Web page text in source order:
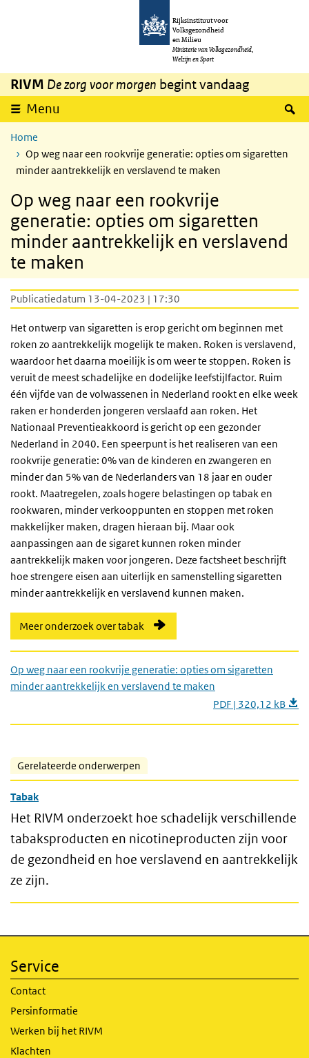
Overslaan en naar de inhoud gaan
Rijksinstituut voor
Volksgezondheid
en Milieu
Ministerie van Volksgezondheid,
Welzijn en Sport
RIVM De zorg voor morgen begint vandaag
Menu
Home
Op weg naar een rookvrije generatie: opties om sigaretten
minder aantrekkelijk en verslavend te maken
Op weg naar een rookvrije
generatie: opties om sigaretten
minder aantrekkelijk en verslavend
te maken
Publicatiedatum 13-04-2023 | 17:30
Het ontwerp van sigaretten is erop gericht om beginnen met
roken zo aantrekkelijk mogelijk te maken. Roken is verslavend,
waardoor het daarna moeilijk is om weer te stoppen. Roken is
veruit de meest schadelijke en dodelijke leefstijlfactor. Ruim
één vijfde van de volwassenen in Nederland rookt en elke week
raken er honderden jongeren verslaafd aan roken. Het
Nationaal Preventieakkoord is gericht op een gezonder
Nederland in 2040. Een speerpunt is het realiseren van een
rookvrije generatie: 0% van de kinderen en zwangeren en
minder dan 5% van de Nederlanders van 18 jaar en ouder
rookt. Maatregelen, zoals hogere belastingen op tabak en
rookwaren, minder verkooppunten en stoppen met roken
makkelijker maken, dragen hieraan bij. Maar ook
aanpassingen aan de sigaret kunnen roken minder
aantrekkelijk maken voor jongeren. Deze factsheet beschrijft
hoe strengere eisen aan uiterlijk en samenstelling sigaretten
minder aantrekkelijk en verslavend kunnen maken.
Meer onderzoek over tabak
Op weg naar een rookvrije generatie: opties om sigaretten
minder aantrekkelijk en verslavend te maken
PDF | 320,12 kB
Gerelateerde onderwerpen
Tabak
Het RIVM onderzoekt hoe schadelijk verschillende
tabaksproducten en nicotineproducten zijn voor
de gezondheid en hoe verslavend en aantrekkelijk
ze zijn.
Service
Contact
Persinformatie
Werken bij het RIVM
Klachten